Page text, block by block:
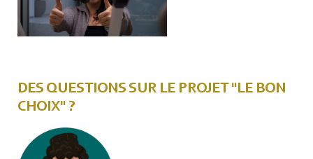
DES QUESTIONS SUR LE PROJET "LE BON
CHOIX" ?